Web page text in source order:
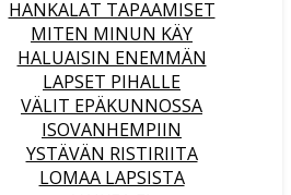
HANKALAT TAPAAMISET
MITEN MINUN KÄY
HALUAISIN ENEMMÄN
LAPSET PIHALLE
VÄLIT EPÄKUNNOSSA
ISOVANHEMPIIN
YSTÄVÄN RISTIRIITA
LOMAA LAPSISTA